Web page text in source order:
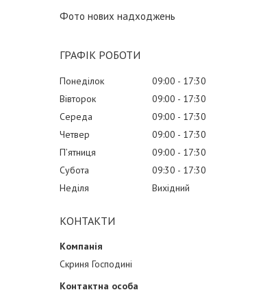
Фото нових надходжень
ГРАФІК РОБОТИ
Понеділок 09:00
17:30
Вівторок
09:00
17:30
Середа
09:00
17:30
Четвер
09:00
17:30
Пʼятниця
09:00
17:30
Субота
09:30
17:30
Неділя
Вихідний
КОНТАКТИ
Скриня Господині